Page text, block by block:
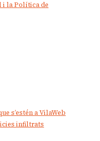
i la Política de
s’estén a VilaWeb
infiltrats